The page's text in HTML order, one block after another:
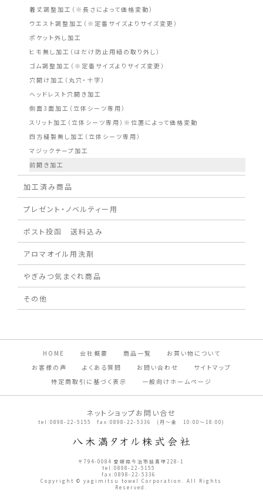
着丈調整加工（※長さによって価格変動）
ウエスト調整加工（※定番サイズよりサイズ変更）
ポケット外し加工
ヒモ無し加工（はだけ防止用紐の取り外し）
ゴム調整加工（※定番サイズよりサイズ変更）
穴開け加工（丸穴・十字）
ヘッドレスト穴開き加工
側面3面加工（立体シーツ専用）
スリット加工（立体シーツ専用）※位置によって価格変動
四方縫製無し加工（立体シーツ専用）
マジックテープ加工
前開き加工
加工済み商品
プレゼント・ノベルティー用
ポスト投函 送料込み
アロマオイル用洗剤
やぎみつ気まぐれ商品
その他
HOME 会社概要 商品一覧
お買い物について
お客様の声
よくある質問 お問い合わせ
サイトマップ
特定商取引に基づく表示
一般向けホームページ
ネットショップお問い合せ
tel:0898-22-5155 fax:0898-22-5336 (月～金 10:00～18:00)
〒794-0084 愛媛県今治市延喜甲228-1
tel:0898-22-5155
fax:0898-22-5336
Copyright © yagimitsu towel Corporation. All Rights
Reserved.